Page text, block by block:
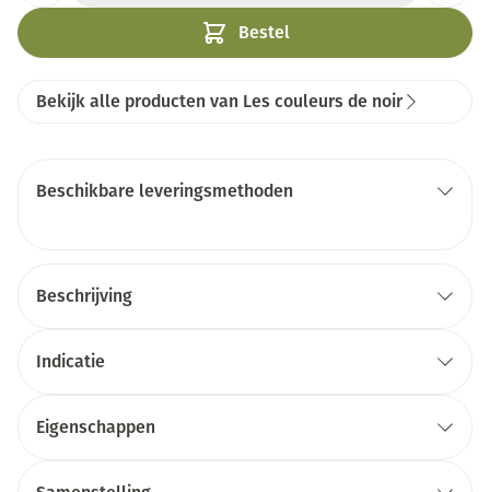
Bestel
Bekijk alle producten van Les couleurs de noir
Beschikbare leveringsmethoden
Beschrijving
Indicatie
Eigenschappen